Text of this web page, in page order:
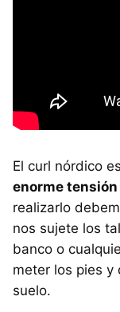
El curl nórdico
enorme
realizarlo
nos sujete los
banco o
meter los pies y
suelo.